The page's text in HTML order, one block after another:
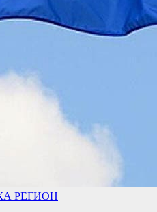
РЕГИОН